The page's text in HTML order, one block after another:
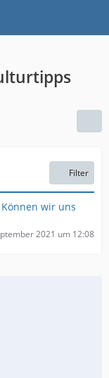
Filter
wir uns
2021 um 12:08